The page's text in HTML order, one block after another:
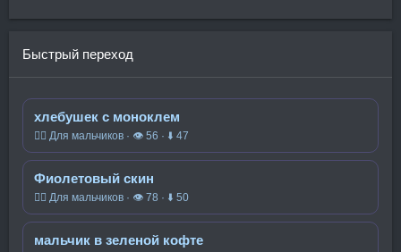
Быстрый переход
хлебушек с моноклем
🧍‍♂️ Для мальчиков · 👁 56 · ⬇ 47
Фиолетовый скин
🧍‍♂️ Для мальчиков · 👁 78 · ⬇ 50
мальчик в зеленой кофте